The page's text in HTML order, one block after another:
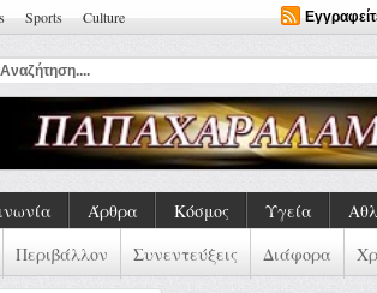
Sports Culture
Άρθρα Κόσμος Υγεία
Περιβάλλον Συνεντεύξεις Διάφορα